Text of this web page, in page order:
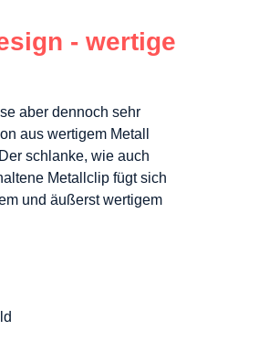
- wertige
aber dennoch sehr
aus wertigem Metall
schlanke, wie auch
Metallclip fügt sich
und äußerst wertigem